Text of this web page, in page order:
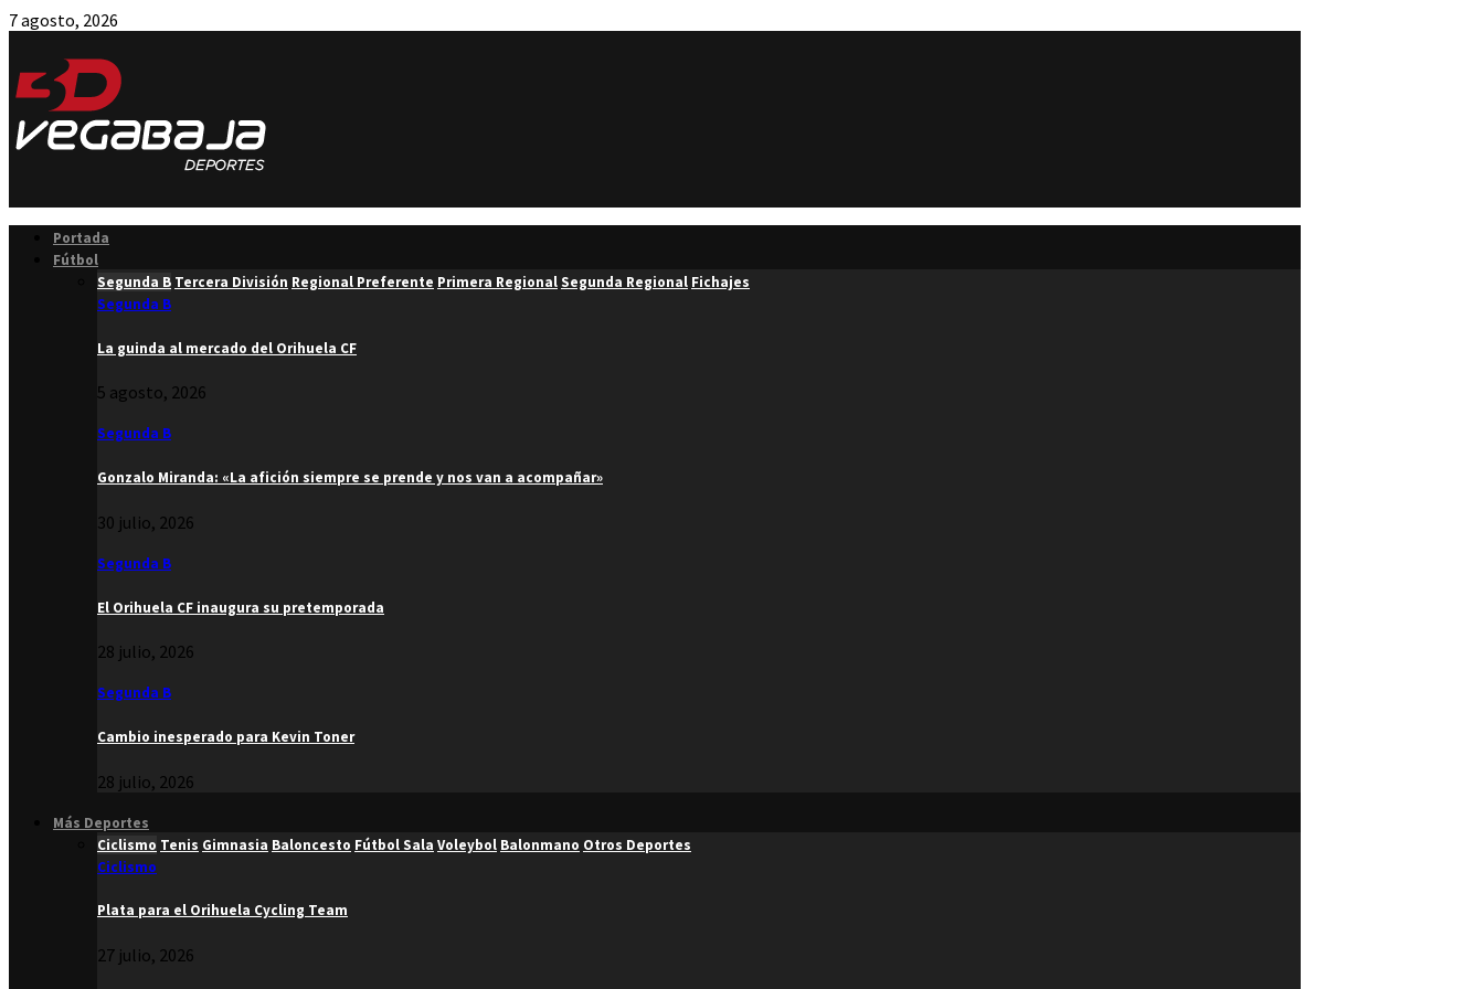
7 agosto, 2026
Portada
Fútbol
Segunda B Tercera División Regional Preferente Primera RegionalSegunda Regional Fichajes
Segunda B
La guinda al mercado del Orihuela CF
5 agosto, 2026
Segunda B
Gonzalo Miranda: «La afición siempre se prende y nos van a acompañar»
30 julio, 2026
Segunda B
El Orihuela CF inaugura su pretemporada
28 julio, 2026
Segunda B
Cambio inesperado para Kevin Toner
28 julio, 2026
Más Deportes
Ciclismo Tenis Gimnasia Baloncesto Fútbol Sala Voleybol Balonmano Otros Deportes
Ciclismo
Plata para el Orihuela Cycling Team
27 julio, 2026